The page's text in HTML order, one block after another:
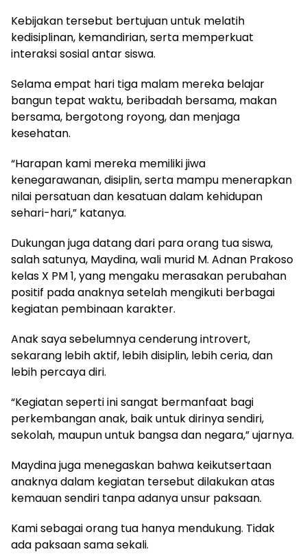
Kebijakan tersebut bertujuan untuk melatih
kedisiplinan, kemandirian, serta memperkuat
interaksi sosial antar siswa.
Selama empat hari tiga malam mereka belajar
bangun tepat waktu, beribadah bersama, makan
bersama, bergotong royong, dan menjaga
kesehatan.
“Harapan kami mereka memiliki jiwa
kenegarawanan, disiplin, serta mampu menerapkan
nilai persatuan dan kesatuan dalam kehidupan
sehari-hari,” katanya.
Dukungan juga datang dari para orang tua siswa,
salah satunya, Maydina, wali murid M. Adnan Prakoso
kelas X PM 1, yang mengaku merasakan perubahan
positif pada anaknya setelah mengikuti berbagai
kegiatan pembinaan karakter.
Anak saya sebelumnya cenderung introvert,
sekarang lebih aktif, lebih disiplin, lebih ceria, dan
lebih percaya diri.
“Kegiatan seperti ini sangat bermanfaat bagi
perkembangan anak, baik untuk dirinya sendiri,
sekolah, maupun untuk bangsa dan negara,” ujarnya.
Maydina juga menegaskan bahwa keikutsertaan
anaknya dalam kegiatan tersebut dilakukan atas
kemauan sendiri tanpa adanya unsur paksaan.
Kami sebagai orang tua hanya mendukung. Tidak
ada paksaan sama sekali.